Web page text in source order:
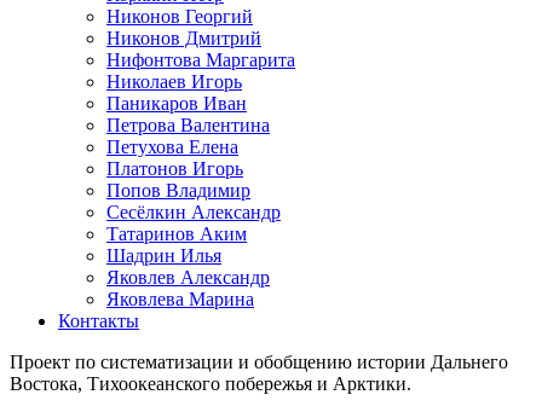
Никонов Георгий
Никонов Дмитрий
Нифонтова Маргарита
Николаев Игорь
Паникаров Иван
Петрова Валентина
Петухова Елена
Платонов Игорь
Попов Владимир
Сесёлкин Александр
Татаринов Аким
Шадрин Илья
Яковлев Александр
Яковлева Марина
Контакты
Проект по систематизации и обобщению истории Дальнего
Востока, Тихоокеанского побережья и Арктики.